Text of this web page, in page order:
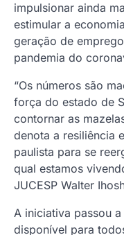
impulsionar ainda
estimular a
geração de
pandemia do
“Os números são
força do estado de
contornar as
denota a resiliência
paulista para se
qual estamos
JUCESP Walter
A iniciativa passou
disponível para